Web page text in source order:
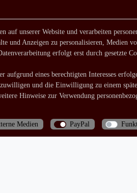
auf unserer Website und verarbeiten
und Anzeigen zu personalisieren, Medien
erfolgt erst durch gesetzte
eines berechtigten Interesses
und die Einwilligung zu einem
Hinweise zur Verwendung
Medien PayPal